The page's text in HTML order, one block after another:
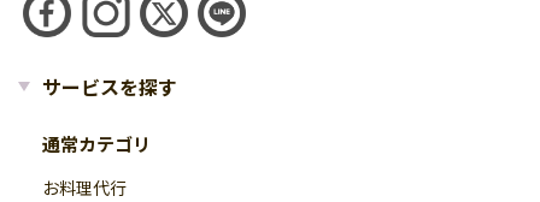
サービスを探す
通常カテゴリ
お料理代行